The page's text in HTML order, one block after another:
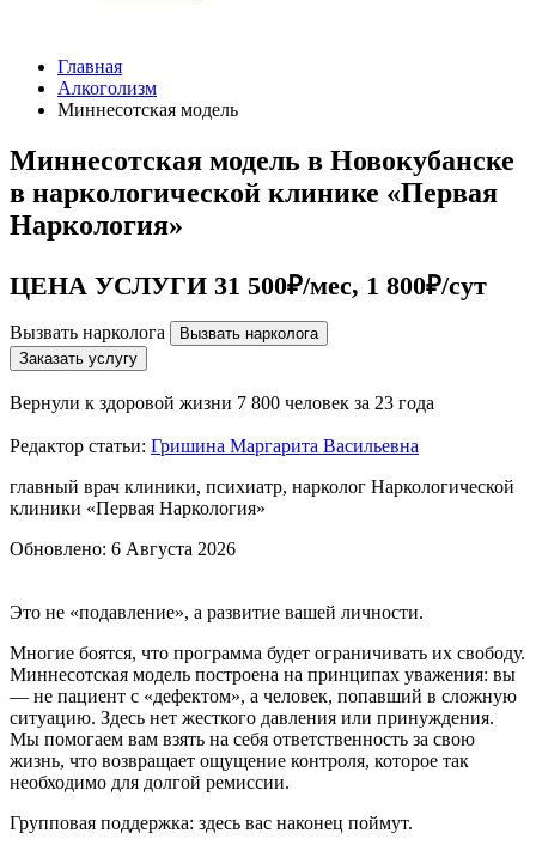
Главная
Алкоголизм
Миннесотская модель
Миннесотская модель в Новокубанске
в наркологической клинике «Первая
Наркология»
ЦЕНА УСЛУГИ 31 500₽/мес, 1 800₽/сут
Вызвать нарколога
Вызвать нарколога
Заказать услугу
Вернули к здоровой жизни 7 800 человек за 23 года
Редактор статьи: Гришина Маргарита Васильевна
главный врач клиники, психиатр, нарколог Наркологической
клиники «Первая Наркология»
Обновлено: 6 Августа 2026
Это не «подавление», а развитие вашей личности.
Многие боятся, что программа будет ограничивать их свободу.
Миннесотская модель построена на принципах уважения: вы
— не пациент с «дефектом», а человек, попавший в сложную
ситуацию. Здесь нет жесткого давления или принуждения.
Мы помогаем вам взять на себя ответственность за свою
жизнь, что возвращает ощущение контроля, которое так
необходимо для долгой ремиссии.
Групповая поддержка: здесь вас наконец поймут.